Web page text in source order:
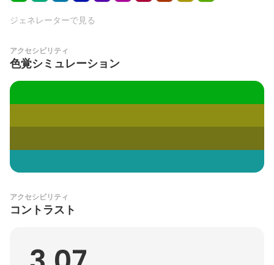
ジェネレーターで見る
アクセシビリティ
色覚シミュレーション
アクセシビリティ
コントラスト